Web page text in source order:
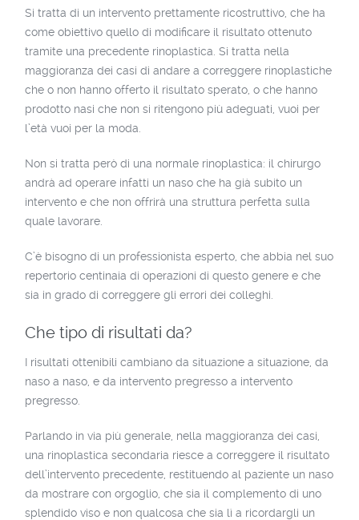
Si tratta di un intervento prettamente ricostruttivo, che ha
come obiettivo quello di modificare il risultato ottenuto
tramite una precedente rinoplastica. Si tratta nella
maggioranza dei casi di andare a correggere rinoplastiche
che o non hanno offerto il risultato sperato, o che hanno
prodotto nasi che non si ritengono più adeguati, vuoi per
l’età vuoi per la moda.
Non si tratta però di una normale rinoplastica: il chirurgo
andrà ad operare infatti un naso che ha già subito un
intervento e che non offrirà una struttura perfetta sulla
quale lavorare.
C’è bisogno di un professionista esperto, che abbia nel suo
repertorio centinaia di operazioni di questo genere e che
sia in grado di correggere gli errori dei colleghi.
Che tipo di risultati da?
I risultati ottenibili cambiano da situazione a situazione, da
naso a naso, e da intervento pregresso a intervento
pregresso.
Parlando in via più generale, nella maggioranza dei casi,
una rinoplastica secondaria riesce a correggere il risultato
dell’intervento precedente, restituendo al paziente un naso
da mostrare con orgoglio, che sia il complemento di uno
splendido viso e non qualcosa che sia lì a ricordargli un